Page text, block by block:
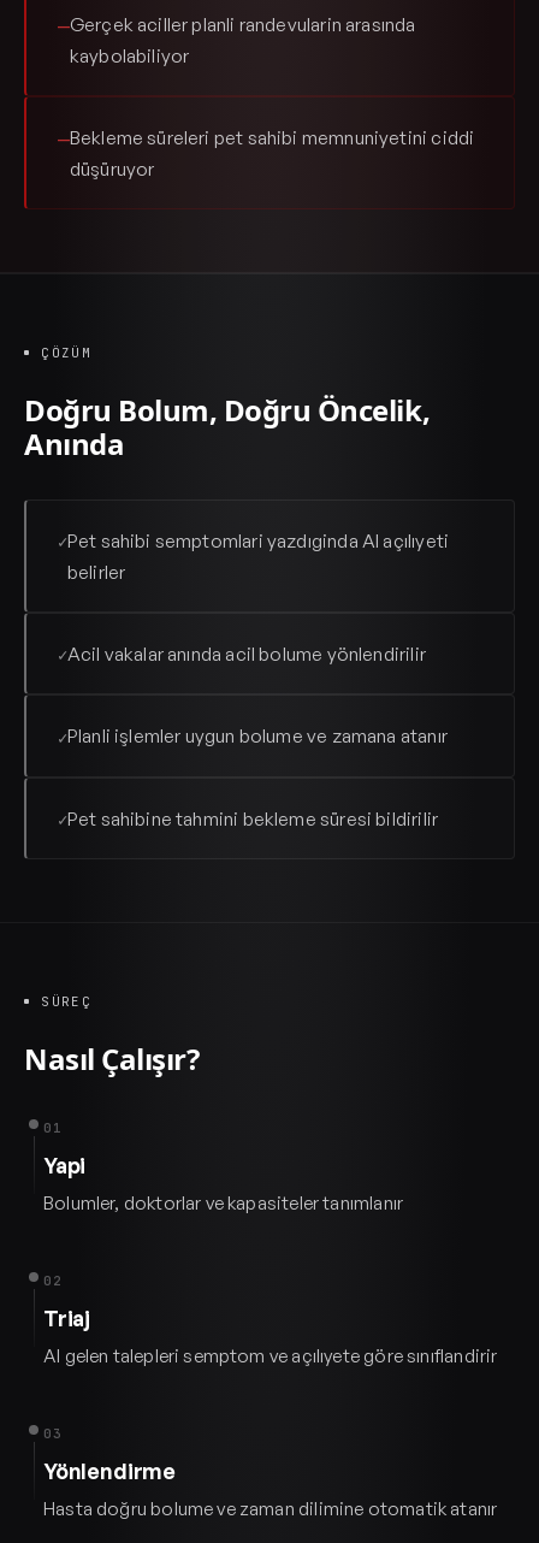
—Gerçek aciller planli randevularin arasında
kaybolabiliyor
—Bekleme süreleri pet sahibi memnuniyetini ciddi
düşüruyor
ÇÖZÜM
Doğru Bolum, Doğru Öncelik,
Anında
✓Pet sahibi semptomlari yazdıginda AI açılıyeti
belirler
✓Acil vakalar anında acil bolume yönlendirilir
✓Planli işlemler uygun bolume ve zamana atanır
✓Pet sahibine tahmini bekleme süresi bildirilir
SÜREÇ
Nasıl Çalışır?
01
Yapi
Bolumler, doktorlar ve kapasiteler tanımlanır
02
Triaj
AI gelen talepleri semptom ve açılıyete göre sınıflandirir
03
Yönlendirme
Hasta doğru bolume ve zaman dilimine otomatik atanır